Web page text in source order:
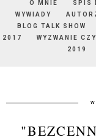
O MNIE SPIS
WYWIADY
BLOG TALK SHOW
2017
WYZWANIE
2019